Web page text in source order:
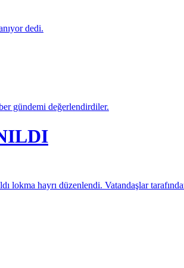
dedi.
gündemi değerlendirdiler.
lokma hayrı düzenlendi. Vatandaşlar